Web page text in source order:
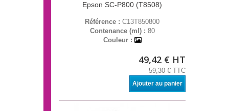
Epson SC-P800 (T8508)
Référence : C13T850800
Contenance (ml) : 80
Couleur :
49,42 € HT
59,30 € TTC
Ajouter au panier